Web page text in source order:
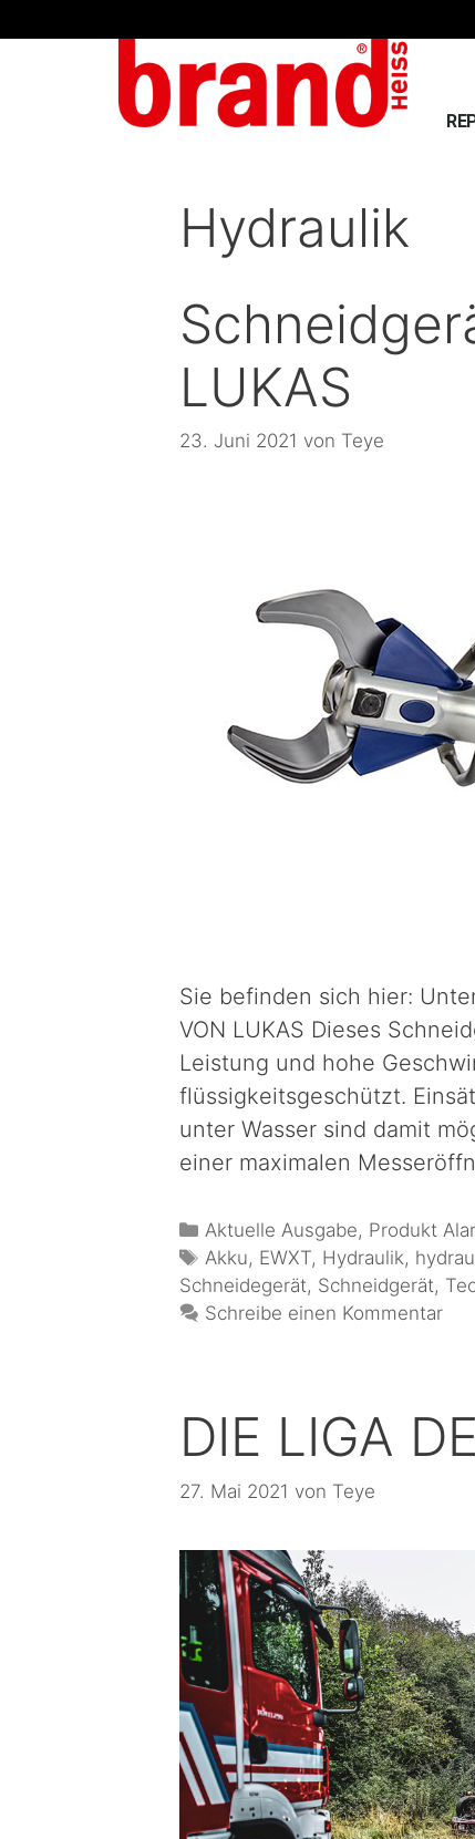
Hydraulik
LUKAS
23. Juni 2021 von Teye
Sie befinden sich hier:
VON LUKAS Dieses
Leistung und hohe
flüssigkeitsgeschützt.
unter Wasser sind damit
einer maximalen
Aktuelle Ausgabe, Produkt
Akku, EWXT, Hydraulik,
Schneidegerät, Schneidgerät,
Schreibe einen Kommentar
DIE LIGA
27. Mai 2021 von Teye